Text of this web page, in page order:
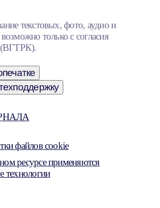
текстовых, фото, аудио и
только с согласия
(ВГТРК).
файлов cookie
ресурсе применяются
технологии